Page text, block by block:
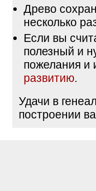
Древо
несколько
Если вы
полезный и
пожелания и
развитию.
Удачи в
построении